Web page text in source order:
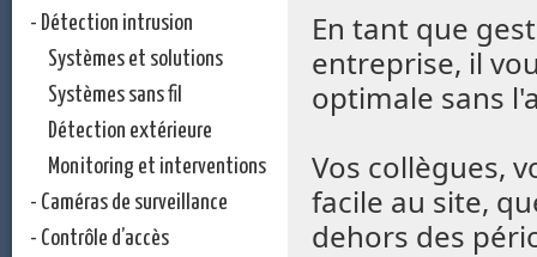
- Détection intrusion
Systèmes et solutions
Systèmes sans fil
Détection extérieure
Monitoring et interventions
- Caméras de surveillance
- Contrôle d’accès
En tant que
entreprise, il
optimale sans
Vos collègues,
facile au site,
dehors des